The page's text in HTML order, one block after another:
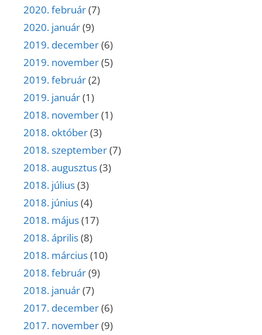
2020. február(7)
2020. január(9)
2019. december(6)
2019. november(5)
2019. február(2)
2019. január(1)
2018. november(1)
2018. október(3)
2018. szeptember(7)
2018. augusztus(3)
2018. július(3)
2018. június(4)
2018. május(17)
2018. április(8)
2018. március(10)
2018. február(9)
2018. január(7)
2017. december(6)
2017. november(9)